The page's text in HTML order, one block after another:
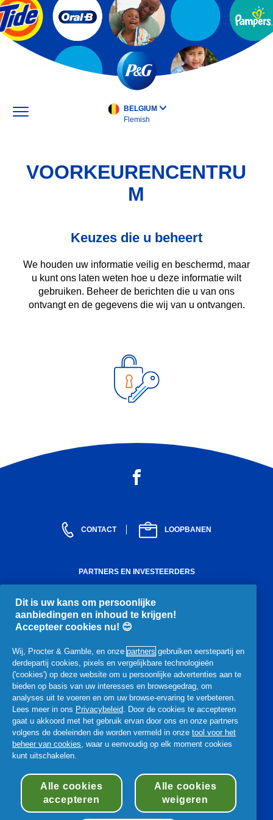
Skip
to
main
BELGIUM
Flemish
VOORKEURENCENTRU
M
Keuzes die u beheert
We houden uw informatie veilig en beschermd, maar
u kunt ons laten weten hoe u deze informatie wilt
gebruiken. Beheer de berichten die u van ons
ontvangt en de gegevens die wij van u ontvangen.
CONTACT LOOPBANEN
PARTNERS EN INVESTEERDERS
ONS BEDRIJF
Leiderschap Structuur en bestuur
Archief Prijzen en erkenning Pers
JURIDISCH
Privacy Algemene voorwaarden
Toegankelijkheidsverklaring
© 2026 Procter & Gamble
Dit is uw kans om persoonlijke
aanbiedingen en inhoud te krijgen!
Accepteer cookies nu! 😊
Wij, Procter & Gamble, en onze partners gebruiken eerstepartij en
derdepartij cookies, pixels en vergelijkbare technologieën
('cookies') op deze website om u persoonlijke advertenties aan te
bieden op basis van uw interesses en browsegedrag, om
analyses uit te voeren en om uw browse-ervaring te verbeteren.
Lees meer in ons Privacybeleid. Door de cookies te accepteren
gaat u akkoord met het gebruik ervan door ons en onze partners
volgens de doeleinden die worden vermeld in onze tool voor het
beheer van cookies, waar u eenvoudig op elk moment cookies
kunt uitschakelen.
Alle cookies
accepteren
Alle cookies
weigeren